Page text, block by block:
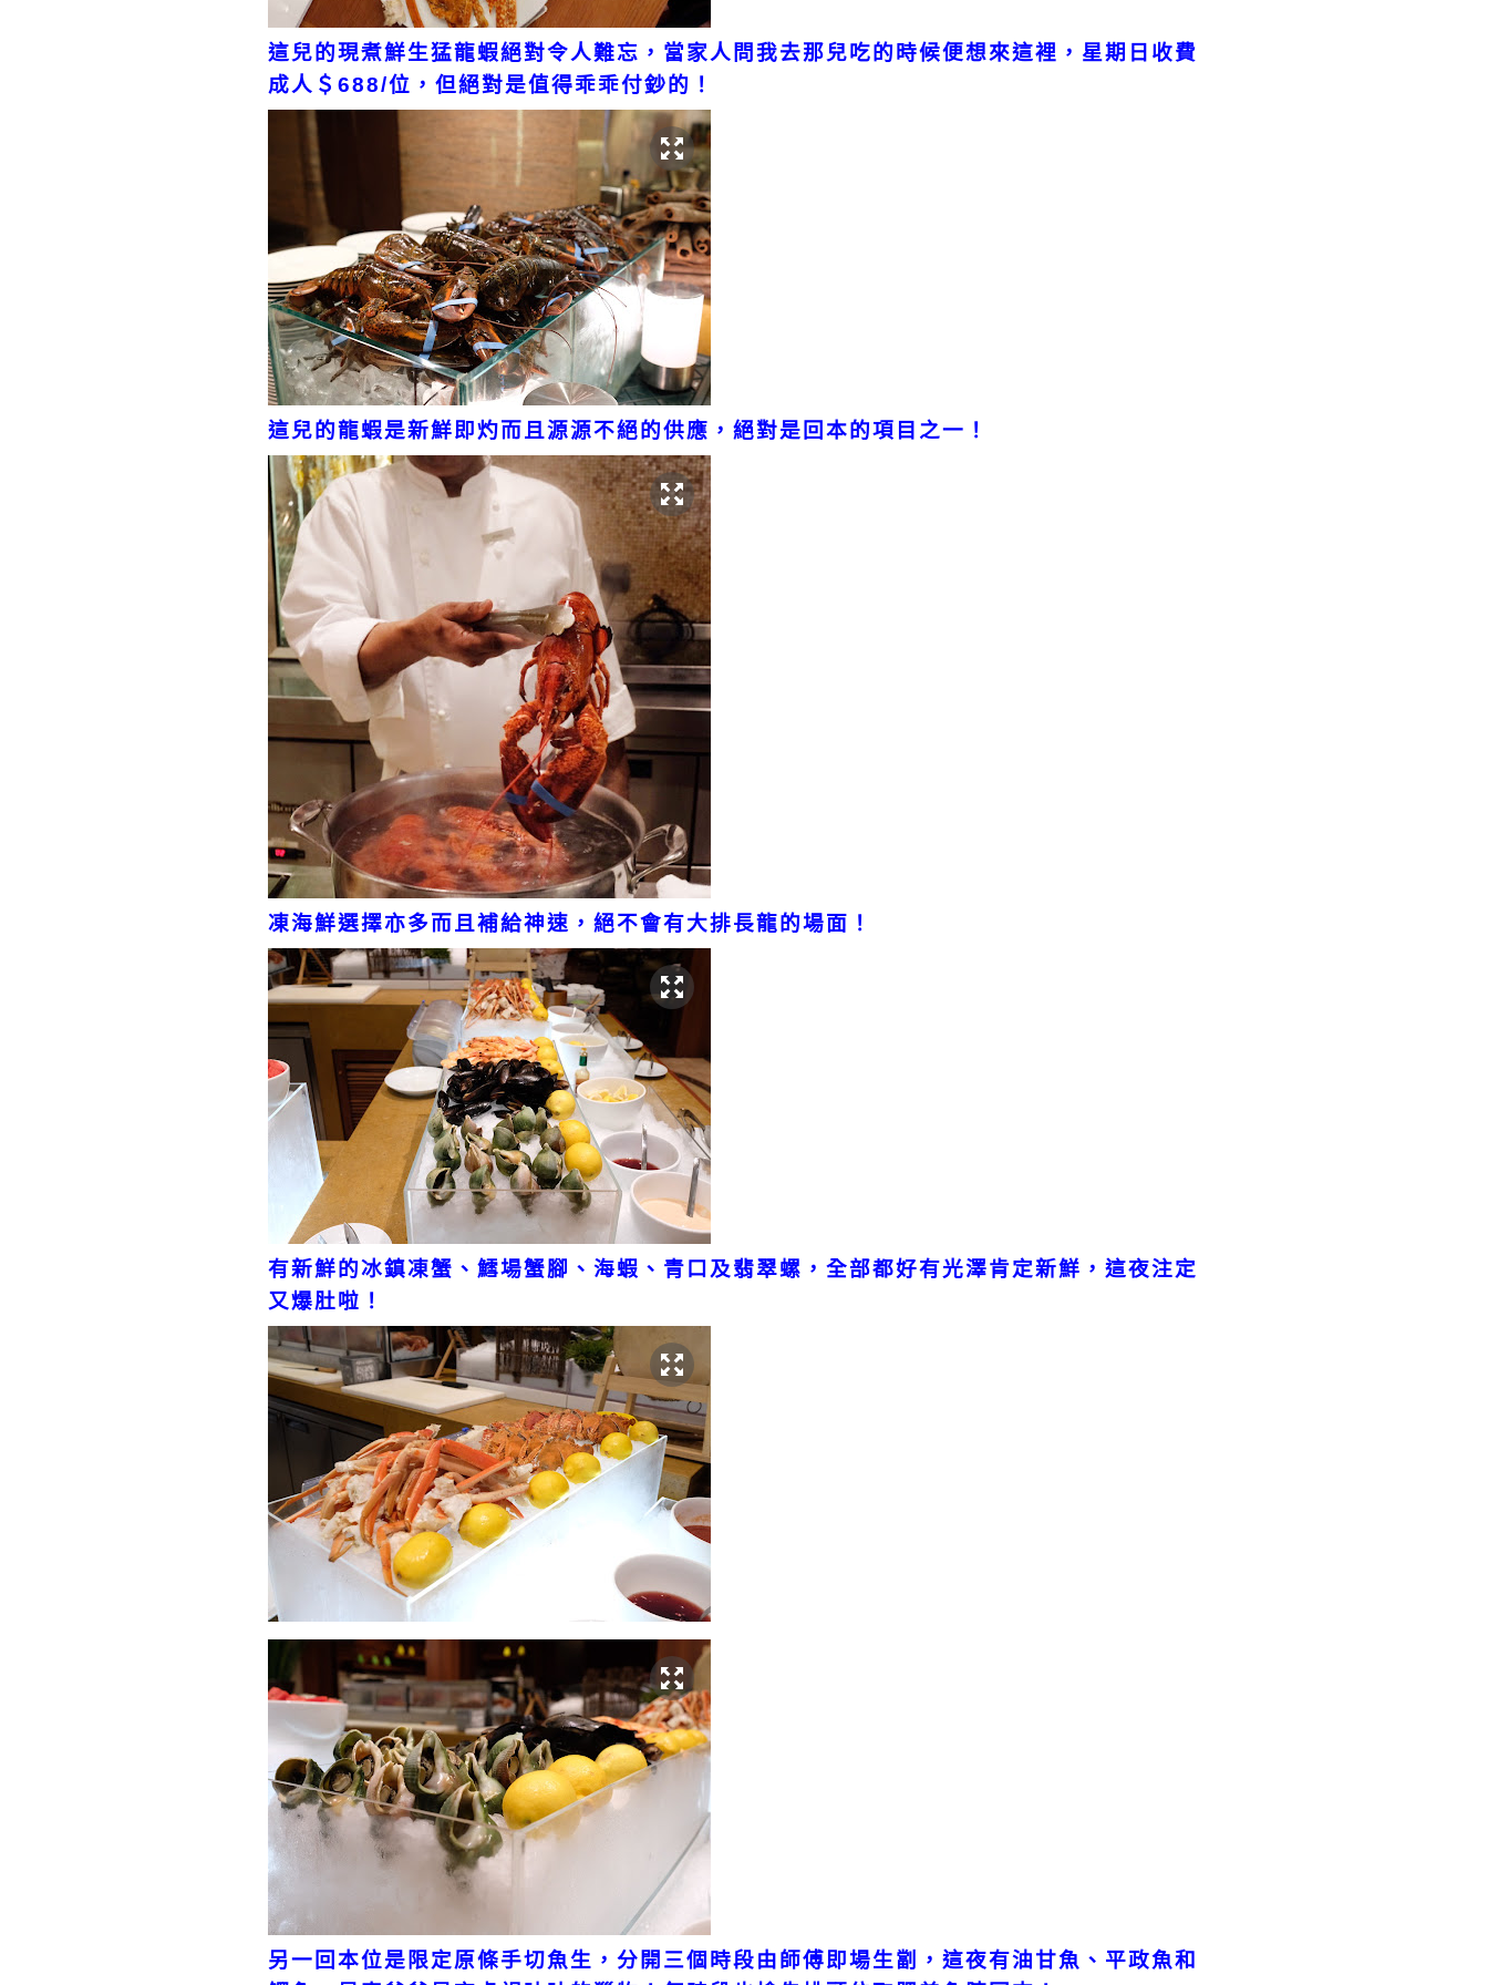
這兒的現煮鮮生猛龍蝦絕對令人難忘，當家人問我去那兒吃的時候便想來這裡，星期日收費
成人＄688/位，但絕對是值得乖乖付鈔的！
這兒的龍蝦是新鮮即灼而且源源不絕的供應，絕對是回本的項目之一！
凍海鮮選擇亦多而且補給神速，絕不會有大排長龍的場面！
有新鮮的冰鎮凍蟹、鱈場蟹腳、海蝦、青口及翡翠螺，全部都好有光澤肯定新鮮，這夜注定
又爆肚啦！
另一回本位是限定原條手切魚生，分開三個時段由師傅即場生劏，這夜有油甘魚、平政魚和